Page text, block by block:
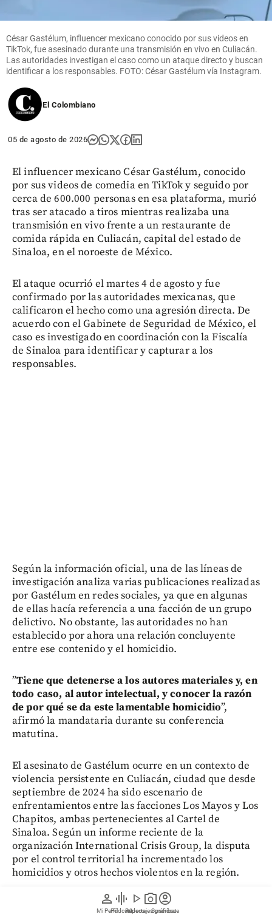
person
Mi Perfil
graphic_eq
Pódcast
play_arrow
Videos
photo_camera
Reportajes gráficos
account_circle
Suscríbete
César Gastélum, influencer mexicano conocido por sus videos en
TikTok, fue asesinado durante una transmisión en vivo en Culiacán.
Las autoridades investigan el caso como un ataque directo y buscan
identificar a los responsables. FOTO: César Gastélum vía Instagram.
El Colombiano
05 de agosto de 2026
El influencer mexicano César Gastélum, conocido
por sus videos de comedia en TikTok y seguido por
cerca de 600.000 personas en esa plataforma, murió
tras ser atacado a tiros mientras realizaba una
transmisión en vivo frente a un restaurante de
comida rápida en Culiacán, capital del estado de
Sinaloa, en el noroeste de México.
El ataque ocurrió el martes 4 de agosto y fue
confirmado por las autoridades mexicanas, que
calificaron el hecho como una agresión directa. De
acuerdo con el Gabinete de Seguridad de México, el
caso es investigado en coordinación con la Fiscalía
de Sinaloa para identificar y capturar a los
responsables.
Según la información oficial, una de las líneas de
investigación analiza varias publicaciones realizadas
por Gastélum en redes sociales, ya que en algunas
de ellas hacía referencia a una facción de un grupo
delictivo. No obstante, las autoridades no han
establecido por ahora una relación concluyente
entre ese contenido y el homicidio.
”Tiene que detenerse a los autores materiales y, en
todo caso, al autor intelectual, y conocer la razón
de por qué se da este lamentable homicidio”,
afirmó la mandataria durante su conferencia
matutina.
El asesinato de Gastélum ocurre en un contexto de
violencia persistente en Culiacán, ciudad que desde
septiembre de 2024 ha sido escenario de
enfrentamientos entre las facciones Los Mayos y Los
Chapitos, ambas pertenecientes al Cartel de
Sinaloa. Según un informe reciente de la
organización International Crisis Group, la disputa
por el control territorial ha incrementado los
homicidios y otros hechos violentos en la región.
El reporte también advierte que estos grupos han